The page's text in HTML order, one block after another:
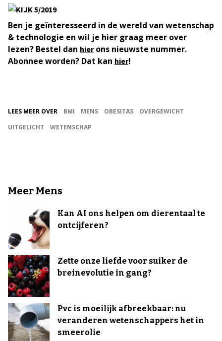
Ben je geïnteresseerd in de wereld van wetenschap
& technologie en wil je hier graag meer over
lezen? Bestel dan hierons nieuwste nummer.
Abonnee worden? Dat kan hier!
LEES MEER OVER BMI MENS OBESITAS
OVERGEWICHT
UITGELICHT
WETENSCHAP
Meer Mens
Kan AI ons helpen om dierentaal te
ontcijferen?
Zette onze liefde voor suiker de
breinevolutie in gang?
Pvc is moeilijk afbreekbaar: nu
veranderen wetenschappers het in
smeerolie